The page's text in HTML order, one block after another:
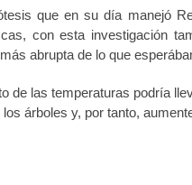
que en su día manejó
con esta investigación
abrupta de lo que
de las temperaturas podría
árboles y, por tanto,